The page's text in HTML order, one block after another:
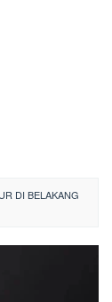
DI BELAKANG